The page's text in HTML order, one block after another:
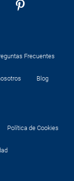
Frecuentes
Blog
Política de Cookies